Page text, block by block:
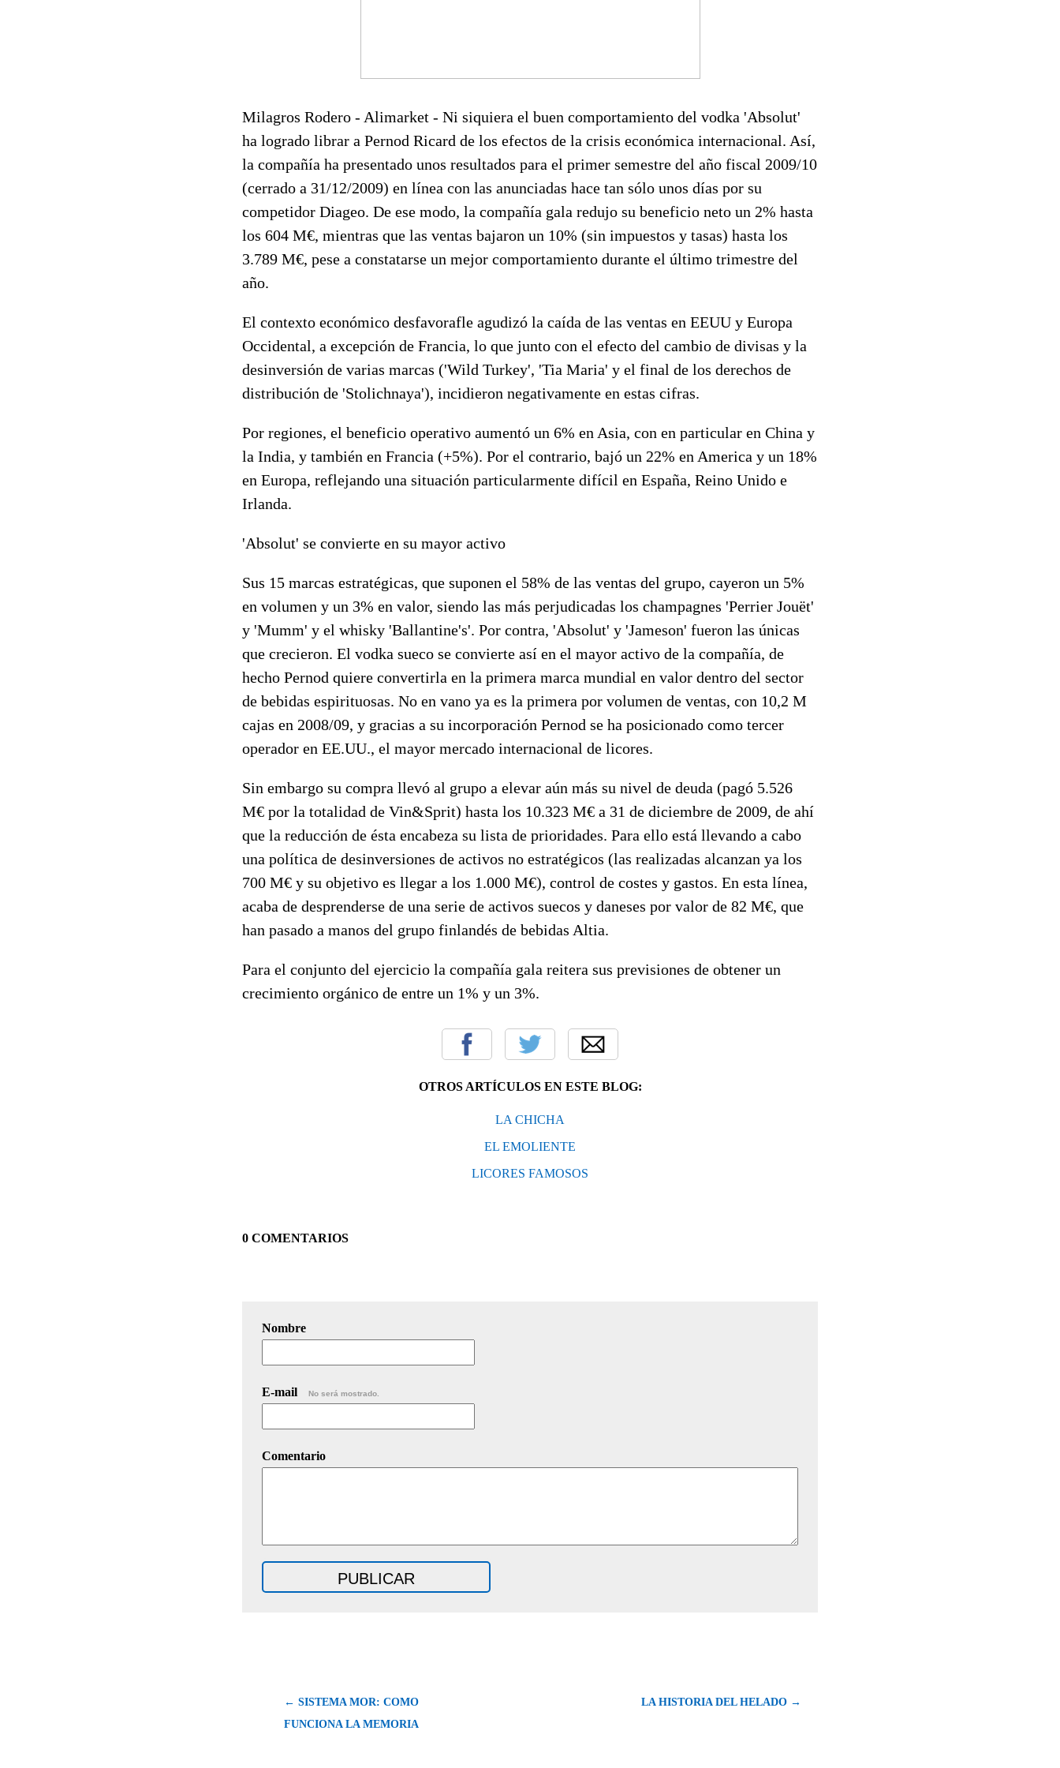
Milagros Rodero - Alimarket - Ni siquiera el buen comportamiento del vodka 'Absolut'
ha logrado librar a Pernod Ricard de los efectos de la crisis económica internacional. Así,
la compañía ha presentado unos resultados para el primer semestre del año fiscal 2009/10
(cerrado a 31/12/2009) en línea con las anunciadas hace tan sólo unos días por su
competidor Diageo. De ese modo, la compañía gala redujo su beneficio neto un 2% hasta
los 604 M€, mientras que las ventas bajaron un 10% (sin impuestos y tasas) hasta los
3.789 M€, pese a constatarse un mejor comportamiento durante el último trimestre del
año.
El contexto económico desfavorafle agudizó la caída de las ventas en EEUU y Europa
Occidental, a excepción de Francia, lo que junto con el efecto del cambio de divisas y la
desinversión de varias marcas ('Wild Turkey', 'Tia Maria' y el final de los derechos de
distribución de 'Stolichnaya'), incidieron negativamente en estas cifras.
Por regiones, el beneficio operativo aumentó un 6% en Asia, con en particular en China y
la India, y también en Francia (+5%). Por el contrario, bajó un 22% en America y un 18%
en Europa, reflejando una situación particularmente difícil en España, Reino Unido e
Irlanda.
'Absolut' se convierte en su mayor activo
Sus 15 marcas estratégicas, que suponen el 58% de las ventas del grupo, cayeron un 5%
en volumen y un 3% en valor, siendo las más perjudicadas los champagnes 'Perrier Jouët'
y 'Mumm' y el whisky 'Ballantine's'. Por contra, 'Absolut' y 'Jameson' fueron las únicas
que crecieron. El vodka sueco se convierte así en el mayor activo de la compañía, de
hecho Pernod quiere convertirla en la primera marca mundial en valor dentro del sector
de bebidas espirituosas. No en vano ya es la primera por volumen de ventas, con 10,2 M
cajas en 2008/09, y gracias a su incorporación Pernod se ha posicionado como tercer
operador en EE.UU., el mayor mercado internacional de licores.
Sin embargo su compra llevó al grupo a elevar aún más su nivel de deuda (pagó 5.526
M€ por la totalidad de Vin&Sprit) hasta los 10.323 M€ a 31 de diciembre de 2009, de ahí
que la reducción de ésta encabeza su lista de prioridades. Para ello está llevando a cabo
una política de desinversiones de activos no estratégicos (las realizadas alcanzan ya los
700 M€ y su objetivo es llegar a los 1.000 M€), control de costes y gastos. En esta línea,
acaba de desprenderse de una serie de activos suecos y daneses por valor de 82 M€, que
han pasado a manos del grupo finlandés de bebidas Altia.
Para el conjunto del ejercicio la compañía gala reitera sus previsiones de obtener un
crecimiento orgánico de entre un 1% y un 3%.
OTROS ARTÍCULOS EN ESTE BLOG:
LA CHICHA
EL EMOLIENTE
LICORES FAMOSOS
0 COMENTARIOS
Nombre
E-mail No será mostrado.
Comentario
← SISTEMA MOR: COMO
FUNCIONA LA MEMORIA
LA HISTORIA DEL HELADO →